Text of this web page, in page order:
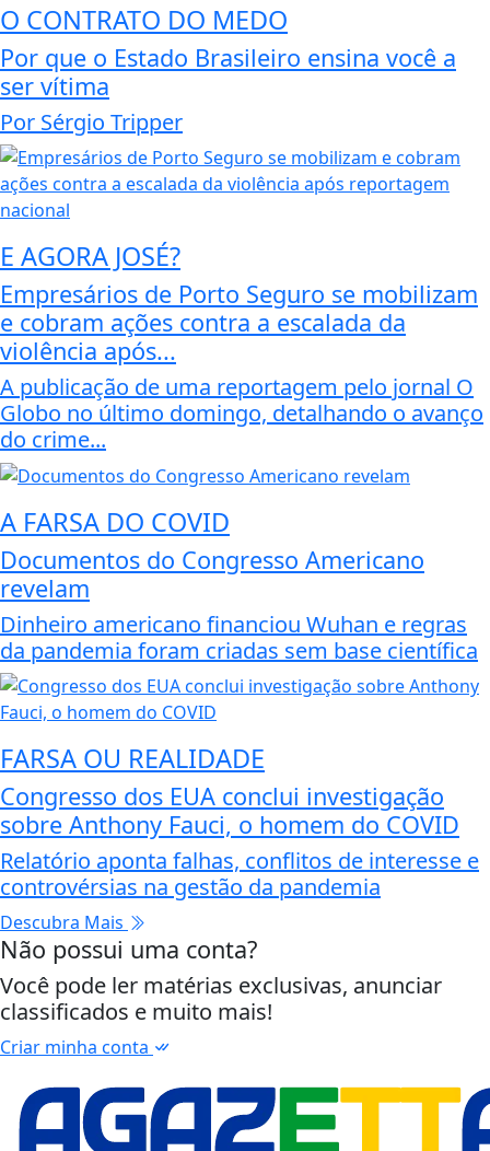
O CONTRATO DO MEDO
Por que o Estado Brasileiro ensina você a
ser vítima
Por Sérgio Tripper
E AGORA JOSÉ?
Empresários de Porto Seguro se mobilizam
e cobram ações contra a escalada da
violência após...
A publicação de uma reportagem pelo jornal O
Globo no último domingo, detalhando o avanço
do crime...
A FARSA DO COVID
Documentos do Congresso Americano
revelam
Dinheiro americano financiou Wuhan e regras
da pandemia foram criadas sem base científica
FARSA OU REALIDADE
Congresso dos EUA conclui investigação
sobre Anthony Fauci, o homem do COVID
Relatório aponta falhas, conflitos de interesse e
controvérsias na gestão da pandemia
Descubra Mais
Não possui uma conta?
Você pode ler matérias exclusivas, anunciar
classificados e muito mais!
Criar minha conta